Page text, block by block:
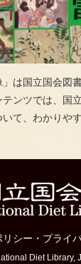
」は国立国会図
ンツでは、国
て、わかりや
リシー ・ プライ
Diet Library,